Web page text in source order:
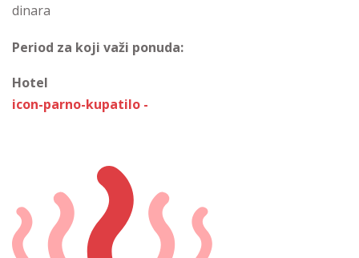
dinara
Period za koji važi ponuda:
Hotel
icon-parno-kupatilo -